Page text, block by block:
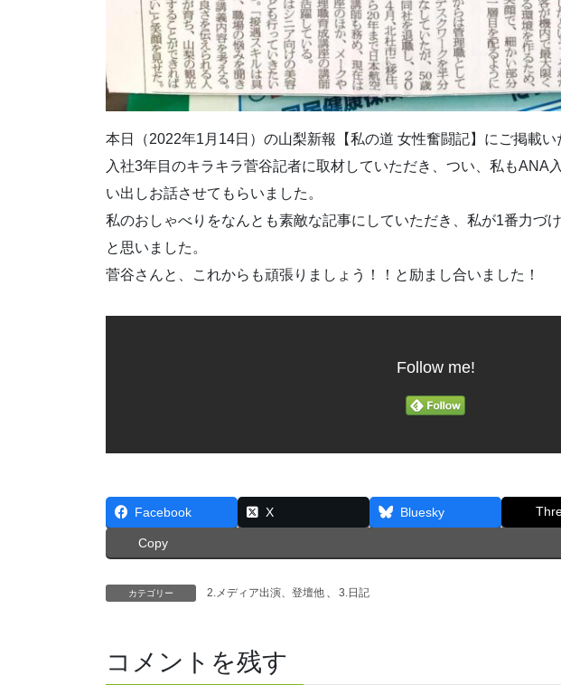
本日（2022年1月14日）の山梨新報【私の道 女性奮闘記】にご掲載い
入社3年目のキラキラ菅谷記者に取材していただき、つい、私もANA
い出しお話させてもらいました。
私のおしゃべりをなんとも素敵な記事にしていただき、私が1番力づ
と思いました。
菅谷さんと、これからも頑張りましょう！！と励まし合いました！
Follow me!
Facebook X Bluesky
Copy
カテゴリー 2.メディア出演、登壇他 3.日記
コメントを残す